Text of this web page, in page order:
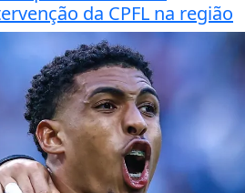
da CPFL na região